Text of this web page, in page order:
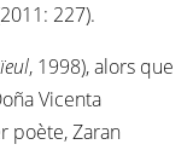
227).
, 1998), alors que
Vicenta
poète, Zaran